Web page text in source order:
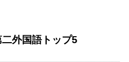
外国語トップ5